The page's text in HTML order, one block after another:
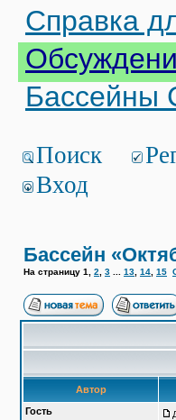
Справка
Бассейны
Поиск
Вход
Бассейн
На страницу 1 2 3 13 14 15
Автор
Гость